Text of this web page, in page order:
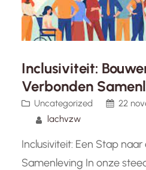
Inclusiviteit:
Verbonden
Uncategorized
22
lachvzw
Inclusiviteit: Een Stap
Samenleving In onze